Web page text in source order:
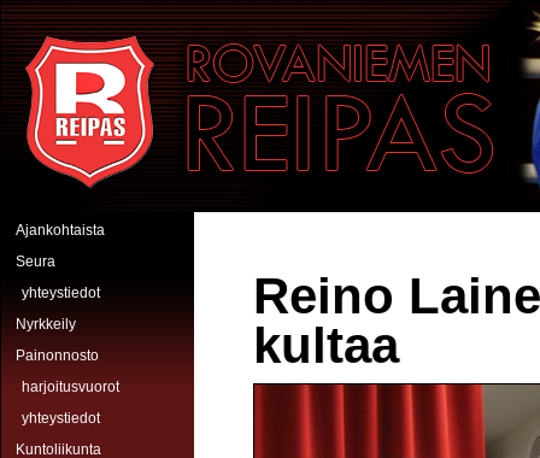
Hyppää pääsisältöön
Rovaniemen Reipas
Ajankohtaista
Seura
yhteystiedot
Nyrkkeily
Painonnosto
harjoitusvuorot
yhteystiedot
Kuntoliikunta
Reino
kultaa